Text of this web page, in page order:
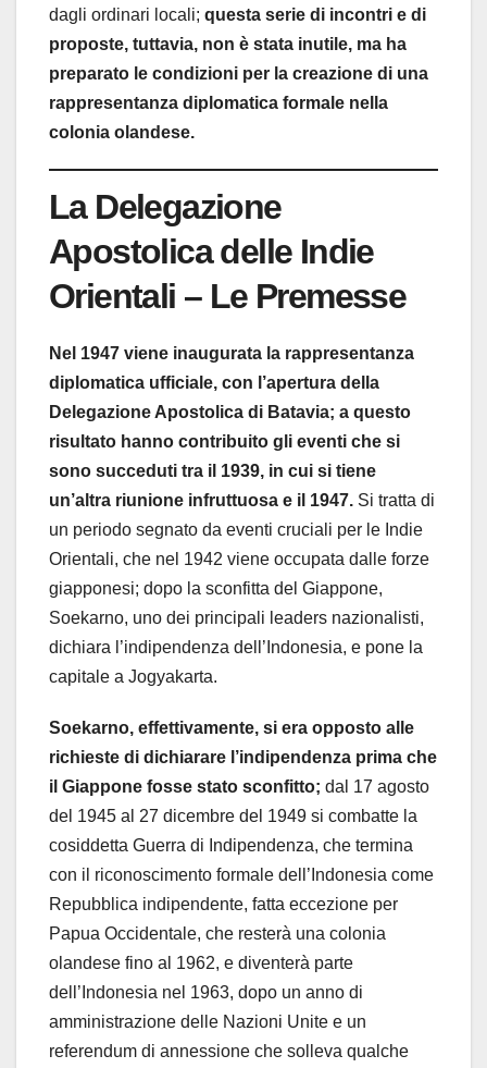
dagli ordinari locali; questa serie di incontri e di
proposte, tuttavia, non è stata inutile, ma ha
preparato le condizioni per la creazione di una
rappresentanza diplomatica formale nella
colonia olandese.
La Delegazione
Apostolica delle Indie
Orientali – Le Premesse
Nel 1947 viene inaugurata la rappresentanza
diplomatica ufficiale, con l’apertura della
Delegazione Apostolica di Batavia; a questo
risultato hanno contribuito gli eventi che si
sono succeduti tra il 1939, in cui si tiene
un’altra riunione infruttuosa e il 1947. Si tratta di
un periodo segnato da eventi cruciali per le Indie
Orientali, che nel 1942 viene occupata dalle forze
giapponesi; dopo la sconfitta del Giappone,
Soekarno, uno dei principali leaders nazionalisti,
dichiara l’indipendenza dell’Indonesia, e pone la
capitale a Jogyakarta.
Soekarno, effettivamente, si era opposto alle
richieste di dichiarare l’indipendenza prima che
il Giappone fosse stato sconfitto; dal 17 agosto
del 1945 al 27 dicembre del 1949 si combatte la
cosiddetta Guerra di Indipendenza, che termina
con il riconoscimento formale dell’Indonesia come
Repubblica indipendente, fatta eccezione per
Papua Occidentale, che resterà una colonia
olandese fino al 1962, e diventerà parte
dell’Indonesia nel 1963, dopo un anno di
amministrazione delle Nazioni Unite e un
referendum di annessione che solleva qualche